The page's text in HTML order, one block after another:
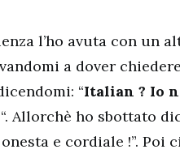
l’ho avuta con un
a dover
“Italian ? Io
“. Allorchè ho sbottato
e cordiale !”.